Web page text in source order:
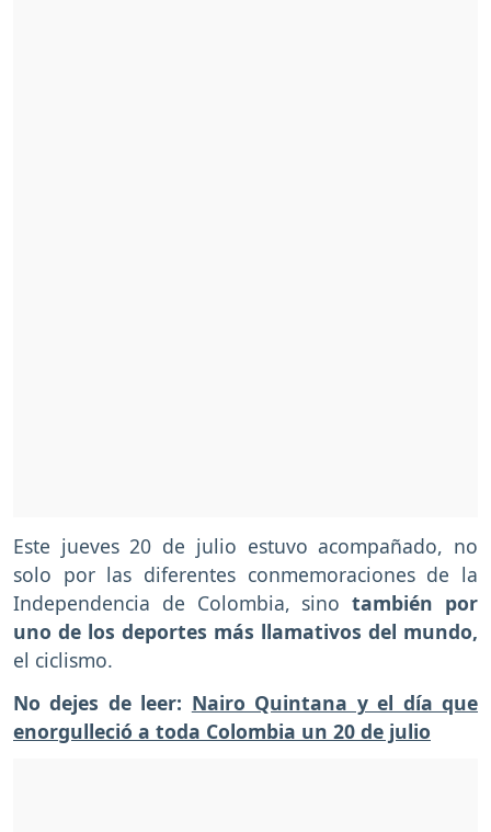
Este jueves 20 de julio estuvo acompañado, no
solo por las diferentes conmemoraciones de la
Independencia de Colombia, sino también por
uno de los deportes más llamativos del mundo,
el ciclismo.
No dejes de leer: Nairo Quintana y el día que
enorgulleció a toda Colombia un 20 de julio